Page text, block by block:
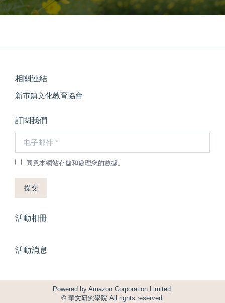
相關連結
新市鎮文化教育協會
訂閱我們
电子邮件 *
同意本網站存儲和處理您的數據。
提交
活動相冊
活動消息
Powered byAmazon Corporation Limited.
© 華文研究學院 All rights reserved.